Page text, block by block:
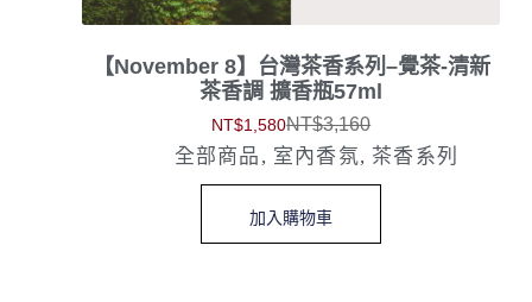
【November 8】台灣茶香系列–覺茶-清新
茶香調 擴香瓶57ml
NT$3,160
NT$1,580
全部商品 , 室內香氛, 茶香系列
加入購物車